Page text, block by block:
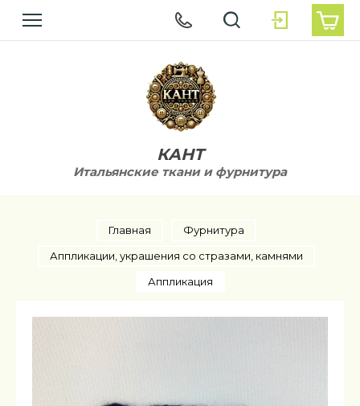
КАНТ
Итальянские ткани и фурнитура
Главная
Фурнитура
Аппликации, украшения со стразами, камнями
Аппликация